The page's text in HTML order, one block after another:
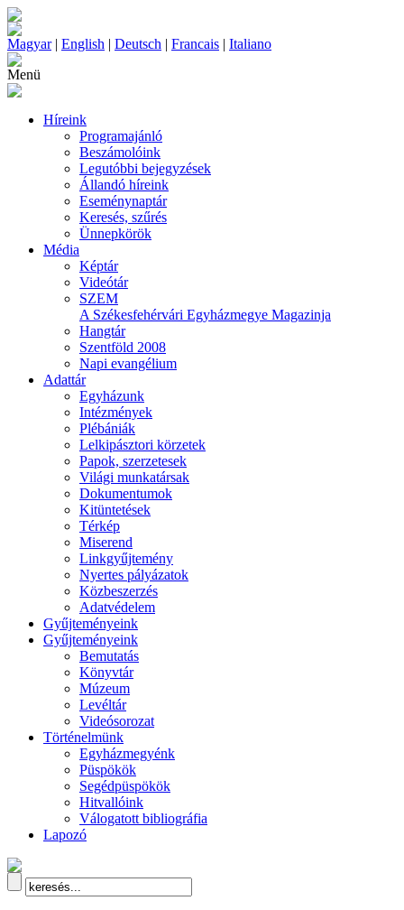
Magyar| English | Deutsch | Francais | Italiano
Menü
Híreink
Programajánló
Beszámolóink
Legutóbbi bejegyzések
Állandó híreink
Eseménynaptár
Keresés, szűrés
Ünnepkörök
Média
Képtár
Videótár
SZEM
A Székesfehérvári Egyházmegye Magazinja
Hangtár
Szentföld 2008
Napi evangélium
Adattár
Egyházunk
Intézmények
Plébániák
Lelkipásztori körzetek
Papok, szerzetesek
Világi munkatársak
Dokumentumok
Kitüntetések
Térkép
Miserend
Linkgyűjtemény
Nyertes pályázatok
Közbeszerzés
Adatvédelem
Gyűjteményeink
Gyűjteményeink
Bemutatás
Könyvtár
Múzeum
Levéltár
Videósorozat
Történelmünk
Egyházmegyénk
Püspökök
Segédpüspökök
Hitvallóink
Válogatott bibliográfia
Lapozó